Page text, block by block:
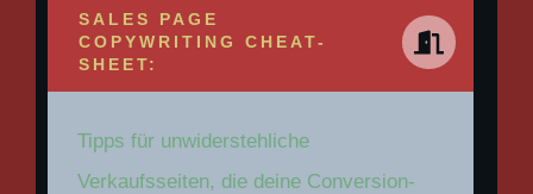
SALES PAGE
COPYWRITING CHEAT-
SHEET:
Tipps für unwiderstehliche
Verkaufsseiten, die deine Conversion-